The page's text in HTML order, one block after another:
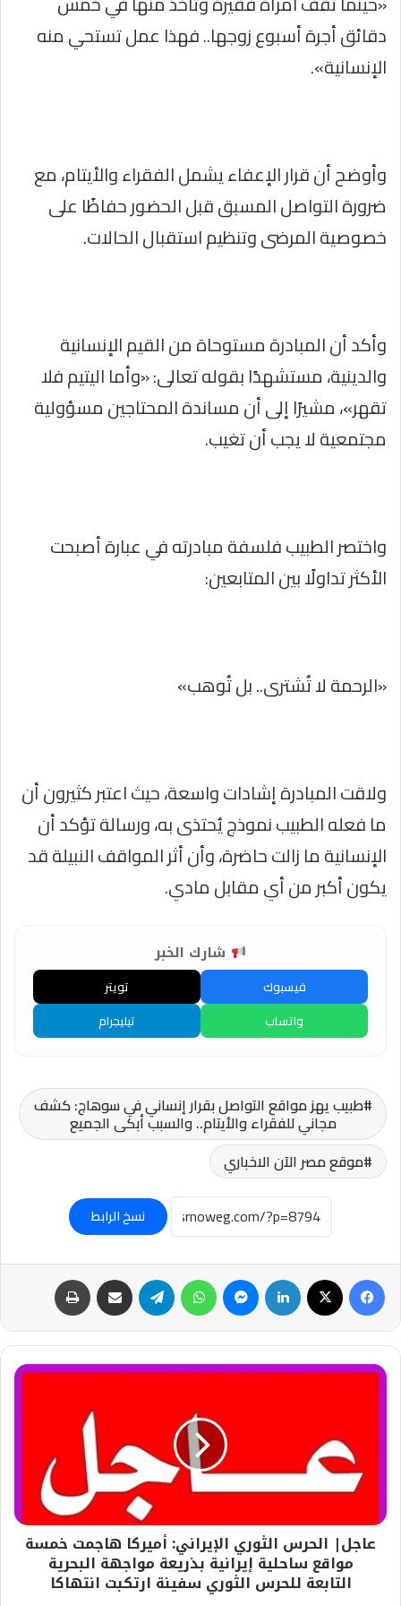
دقائق أجرة أسبوع زوجها.. فهذا عمل تستحي منه
الإنسانية».
وأوضح أن قرار الإعفاء يشمل الفقراء والأيتام، مع
ضرورة التواصل المسبق قبل الحضور حفاظًا على
خصوصية المرضى وتنظيم استقبال الحالات.
وأكد أن المبادرة مستوحاة من القيم الإنسانية
والدينية، مستشهدًا بقوله تعالى: «وأما اليتيم فلا
تقهر»، مشيرًا إلى أن مساندة المحتاجين مسؤولية
مجتمعية لا يجب أن تغيب.
واختصر الطبيب فلسفة مبادرته في عبارة أصبحت
الأكثر تداولًا بين المتابعين:
«الرحمة لا تُشترى.. بل تُوهب»
ولاقت المبادرة إشادات واسعة، حيث اعتبر كثيرون أن
ما فعله الطبيب نموذج يُحتذى به، ورسالة تؤكد أن
الإنسانية ما زالت حاضرة، وأن أثر المواقف النبيلة قد
يكون أكبر من أي مقابل مادي.
شارك الخبر
فيسبوك
تويتر
واتساب
تيليجرام
طبيب يهز مواقع التواصل بقرار إنساني في سوهاج: كشف
مجاني للفقراء والأيتام.. والسبب أبكى الجميع
موقع مصر الآن الاخباري
نسخ الرابط
فيسبوك لينكدإن ماسنجر واتساب تيلقرام مشاركة عبر البريد
عاجل|
هاجمت
خمسة
ساحلية
إيرانية
مواجهة
عاجل| الحرس الثوري الإيراني: أميركا هاجمت خمسة
مواقع ساحلية إيرانية بذريعة مواجهة البحرية
التابعة للحرس الثوري سفينة ارتكبت انتهاكا